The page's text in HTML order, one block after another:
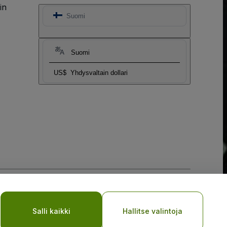
Suomi
Suomi
US$ Yhdysvaltain dollari
Salli kaikki Hallitse valintoja